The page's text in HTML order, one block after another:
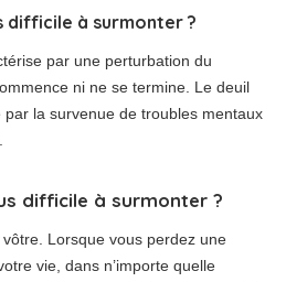
difficile à surmonter ?
par une perturbation du
ni ne se termine. Le deuil
la survenue de troubles mentaux
difficile à surmonter ?
Lorsque vous perdez une
vie, dans n’importe quelle